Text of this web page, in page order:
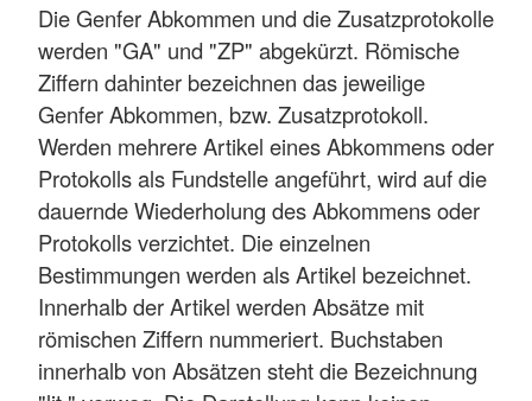
Die Genfer Abkommen und die Zusatzprotokolle
werden "GA" und "ZP" abgekürzt. Römische
Ziffern dahinter bezeichnen das jeweilige
Genfer Abkommen, bzw. Zusatzprotokoll.
Werden mehrere Artikel eines Abkommens oder
Protokolls als Fundstelle angeführt, wird auf die
dauernde Wiederholung des Abkommens oder
Protokolls verzichtet. Die einzelnen
Bestimmungen werden als Artikel bezeichnet.
Innerhalb der Artikel werden Absätze mit
römischen Ziffern nummeriert. Buchstaben
innerhalb von Absätzen steht die Bezeichnung